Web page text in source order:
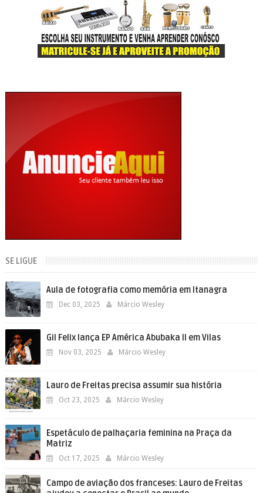
SE LIGUE
Aula de fotografia como memória em Itanagra
Dec 03, 2025 Márcio Wesley
Gil Felix lança EP América Abubaka II em Vilas
Nov 03, 2025 Márcio Wesley
Lauro de Freitas precisa assumir sua história
Oct 23, 2025 Márcio Wesley
Espetáculo de palhaçaria feminina na Praça da
Matriz
Oct 17, 2025 Márcio Wesley
Campo de aviação dos franceses: Lauro de Freitas